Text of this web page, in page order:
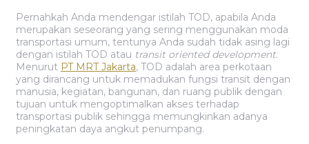
Pernahkah Anda mendengar istilah TOD, apabila Anda
merupakan seseorang yang sering menggunakan moda
transportasi umum, tentunya Anda sudah tidak asing lagi
dengan istilah TOD atau transit oriented development.
Menurut PT MRT Jakarta, TOD adalah area perkotaan
yang dirancang untuk memadukan fungsi transit dengan
manusia, kegiatan, bangunan, dan ruang publik dengan
tujuan untuk mengoptimalkan akses terhadap
transportasi publik sehingga memungkinkan adanya
peningkatan daya angkut penumpang.